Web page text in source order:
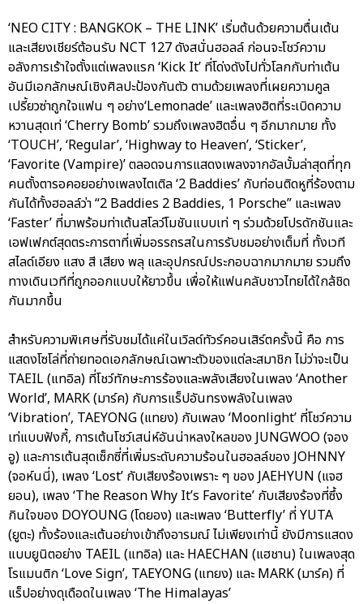
‘NEO CITY : BANGKOK – THE LINK’ เริ่มต้นด้วยความตื่นเต้น
และเสียงเชียร์ต้อนรับ NCT 127 ดังสนั่นฮอลล์ ก่อนจะโชว์ความ
อลังการเร้าใจตั้งแต่เพลงแรก ‘Kick It’ ที่โด่งดังไปทั่วโลกกับท่าเต้น
อันมีเอกลักษณ์เชิงศิลปะป้องกันตัว ตามด้วยเพลงที่เผยความคูล
เปรี้ยวซ่าถูกใจแฟน ๆ อย่าง‘Lemonade’ และเพลงฮิตที่ระเบิดความ
หวานสุดเท่ ‘Cherry Bomb’ รวมถึงเพลงฮิตอื่น ๆ อีกมากมาย ทั้ง
‘TOUCH’, ‘Regular’, ‘Highway to Heaven’, ‘Sticker’,
‘Favorite (Vampire)’ ตลอดจนการแสดงเพลงจากอัลบั้มล่าสุดที่ทุก
คนตั้งตารอคอยอย่างเพลงไตเติล ‘2 Baddies’ กับท่อนติดหูที่ร้องตาม
กันได้ทั้งฮอลล์ว่า “2 Baddies 2 Baddies, 1 Porsche” และเพลง
‘Faster’ ที่มาพร้อมท่าเต้นสโลว์โมชันแบบเท่ ๆ ร่วมด้วยโปรดักชันและ
เอฟเฟกต์สุดตระการตาที่เพิ่มอรรถรสในการรับชมอย่างเต็มที่ ทั้งเวที
สไลด์เอียง แสง สี เสียง พลุ และอุปกรณ์ประกอบฉากมากมาย รวมถึง
ทางเดินเวทีที่ถูกออกแบบให้ยาวขึ้น เพื่อให้แฟนคลับชาวไทยได้ใกล้ชิด
กันมากขึ้น
สำหรับความพิเศษที่รับชมได้แค่ในเวิลด์ทัวร์คอนเสิร์ตครั้งนี้ คือ การ
แสดงโซโล่ที่ถ่ายทอดเอกลักษณ์เฉพาะตัวของแต่ละสมาชิก ไม่ว่าจะเป็น
TAEIL (แทอิล) ที่โชว์ทักษะการร้องและพลังเสียงในเพลง ‘Another
World’, MARK (มาร์ค) กับการแร็ปอันทรงพลังในเพลง
‘Vibration’, TAEYONG (แทยง) กับเพลง ‘Moonlight’ ที่โชว์ความ
เท่แบบฟังกี้, การเต้นโชว์เสน่ห์อันน่าหลงใหลของ JUNGWOO (จอง
อู) และการเต้นสุดเซ็กซี่ที่เพิ่มระดับความร้อนในฮอลล์ของ JOHNNY
(จอห์นนี่), เพลง ‘Lost’ กับเสียงร้องเพราะ ๆ ของ JAEHYUN (แจฮ
ยอน), เพลง ‘The Reason Why It’s Favorite’ กับเสียงร้องที่ซึ้ง
กินใจของ DOYOUNG (โดยอง) และเพลง ‘Butterfly’ ที่ YUTA
(ยูตะ) ทั้งร้องและเต้นอย่างเข้าถึงอารมณ์ ไม่เพียงเท่านี้ ยังมีการแสดง
แบบยูนิตอย่าง TAEIL (แทอิล) และ HAECHAN (แฮชาน) ในเพลงสุด
โรแมนติก ‘Love Sign’, TAEYONG (แทยง) และ MARK (มาร์ค) ที่
แร็ปอย่างดุเดือดในเพลง ‘The Himalayas’